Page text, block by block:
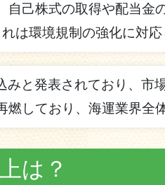
己株式の取得や配当
は環境規制の強化に対
みと発表されており、市
しており、海運業界全
は？